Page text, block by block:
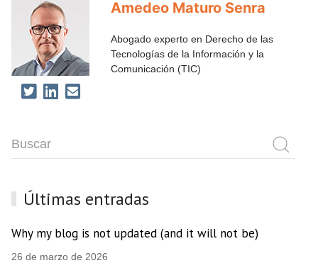
Amedeo Maturo Senra
Abogado experto en Derecho de las
Tecnologías de la Información y la
Comunicación (TIC)
Últimas entradas
Why my blog is not updated (and it will not be)
26 de marzo de 2026